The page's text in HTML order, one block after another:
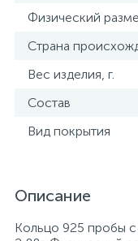
Физический
Страна
Вес изделия, г.
Состав
Вид покрытия
Описание
Кольцо 925 пробы с